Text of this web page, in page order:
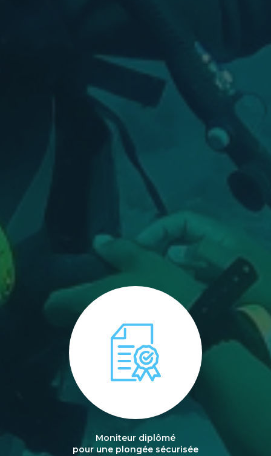
Moniteur diplômé
pour une plongée sécurisée